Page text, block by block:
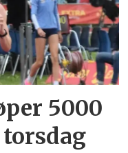
5000